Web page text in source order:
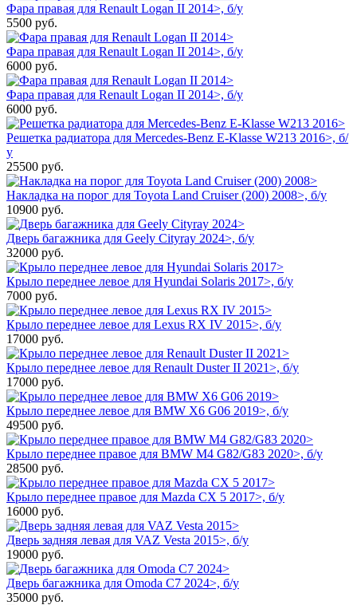
Фара правая для Renault Logan II 2014>, б/у
5500 руб.
Фара правая для Renault Logan II 2014>, б/у
6000 руб.
Фара правая для Renault Logan II 2014>, б/у
6000 руб.
Решетка радиатора для Mercedes-Benz E-Klasse W213 2016>, б/
у
25500 руб.
Накладка на порог для Toyota Land Cruiser (200) 2008>, б/у
10900 руб.
Дверь багажника для Geely Cityray 2024>, б/у
32000 руб.
Крыло переднее левое для Hyundai Solaris 2017>, б/у
7000 руб.
Крыло переднее левое для Lexus RX IV 2015>, б/у
17000 руб.
Крыло переднее левое для Renault Duster II 2021>, б/у
17000 руб.
Крыло переднее левое для BMW X6 G06 2019>, б/у
49500 руб.
Крыло переднее правое для BMW M4 G82/G83 2020>, б/у
28500 руб.
Крыло переднее правое для Mazda CX 5 2017>, б/у
16000 руб.
Дверь задняя левая для VAZ Vesta 2015>, б/у
19000 руб.
Дверь багажника для Omoda C7 2024>, б/у
35000 руб.